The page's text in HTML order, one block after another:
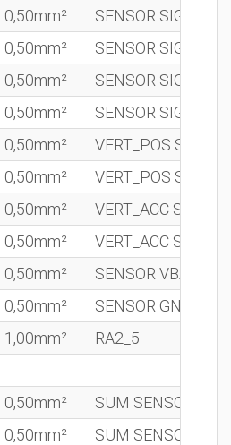
0,50mm²
SENSOR SIGNAL
0,50mm²
SENSOR SIGNAL
0,50mm² SENSOR SIGNAL
0,50mm²
SENSOR SIGNAL
0,50mm²
VERT_POS
0,50mm²
VERT_POS
0,50mm²
VERT_ACC
0,50mm²
VERT_ACC
0,50mm²
SENSOR VBAT
0,50mm²
SENSOR GND
1,00mm²
RA2_5
0,50mm²
SUM SENSOR FR
0,50mm²
SUM SENSOR